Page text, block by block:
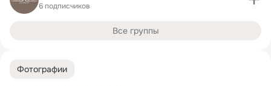
Фотографии
6 подписчиков
Все группы